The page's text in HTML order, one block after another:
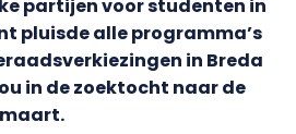
partijen voor studenten in
pluisde alle programma’s
in Breda
in de zoektocht naar de
maart.